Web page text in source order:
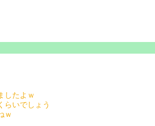
したよｗ
らいでしょう
ｗ